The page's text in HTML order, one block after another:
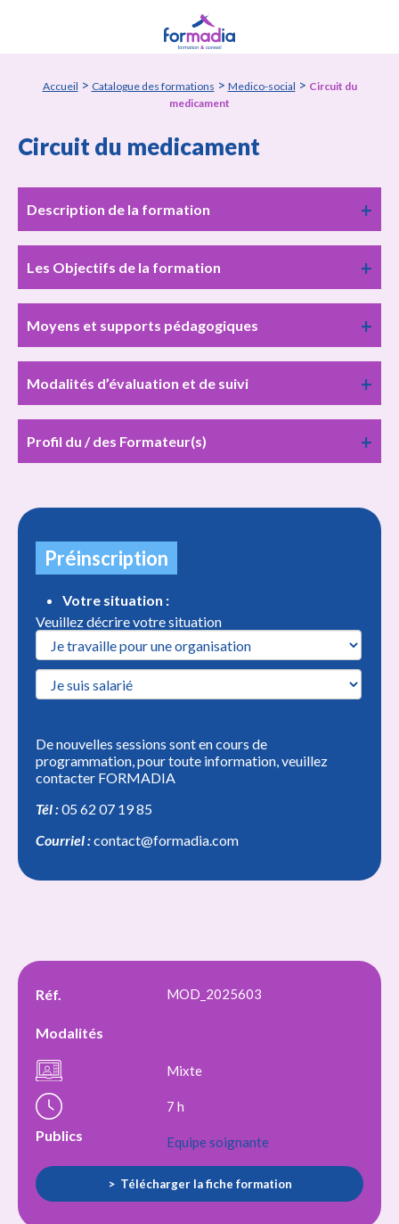
Accueil > Catalogue des formations > Medico-social > Circuit du
medicament
Circuit du medicament
Description de la formation
Les Objectifs de la formation
Moyens et supports pédagogiques
Modalités d’évaluation et de suivi
Profil du / des Formateur(s)
Préinscription
Votre situation :
Veuillez décrire votre situation
De nouvelles sessions sont en cours de
programmation, pour toute information, veuillez
contacter FORMADIA
Tél :05 62 07 19 85
Courriel :contact@formadia.com
Réf. MOD_2025603
Modalités
Mixte
7 h
Publics Equipe soignante
Télécharger la fiche formation